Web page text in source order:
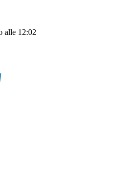
alle 12:02